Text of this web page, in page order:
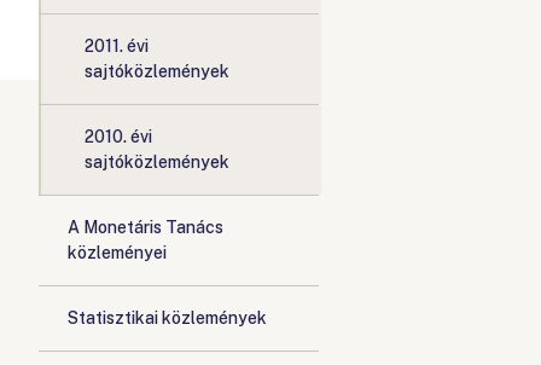
2011. évi
sajtóközlemények
2010. évi
sajtóközlemények
A Monetáris Tanács
közleményei
Statisztikai közlemények